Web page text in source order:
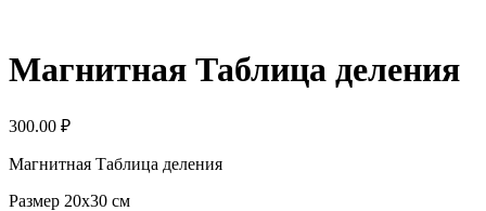
Магнитная Таблица деления
300.00 ₽
Магнитная Таблица деления
Размер 20х30 см